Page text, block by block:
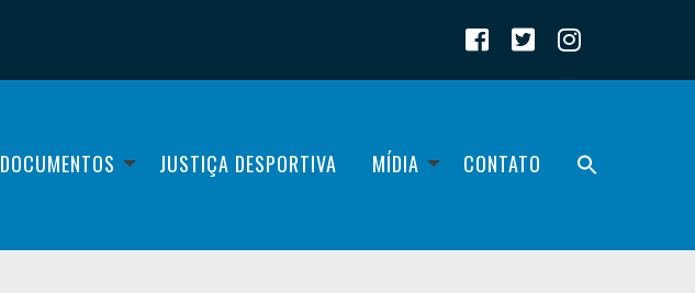
DOCUMENTOS JUSTIÇA DESPORTIVA MÍDIA CONTATO